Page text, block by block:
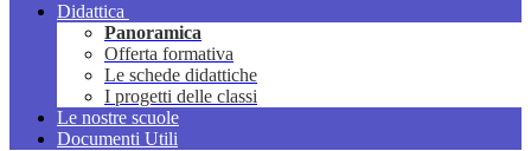
Didattica
Panoramica
Offerta formativa
Le schede didattiche
I progetti delle classi
Le nostre scuole
Documenti Utili